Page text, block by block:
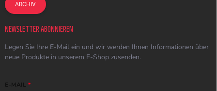
ARCHIV
NEWSLETTER ABONNIEREN
Legen Sie Ihre E-Mail ein und wir werden Ihnen Informationen über
neue Produkte in unserem E-Shop zusenden.
E-MAIL